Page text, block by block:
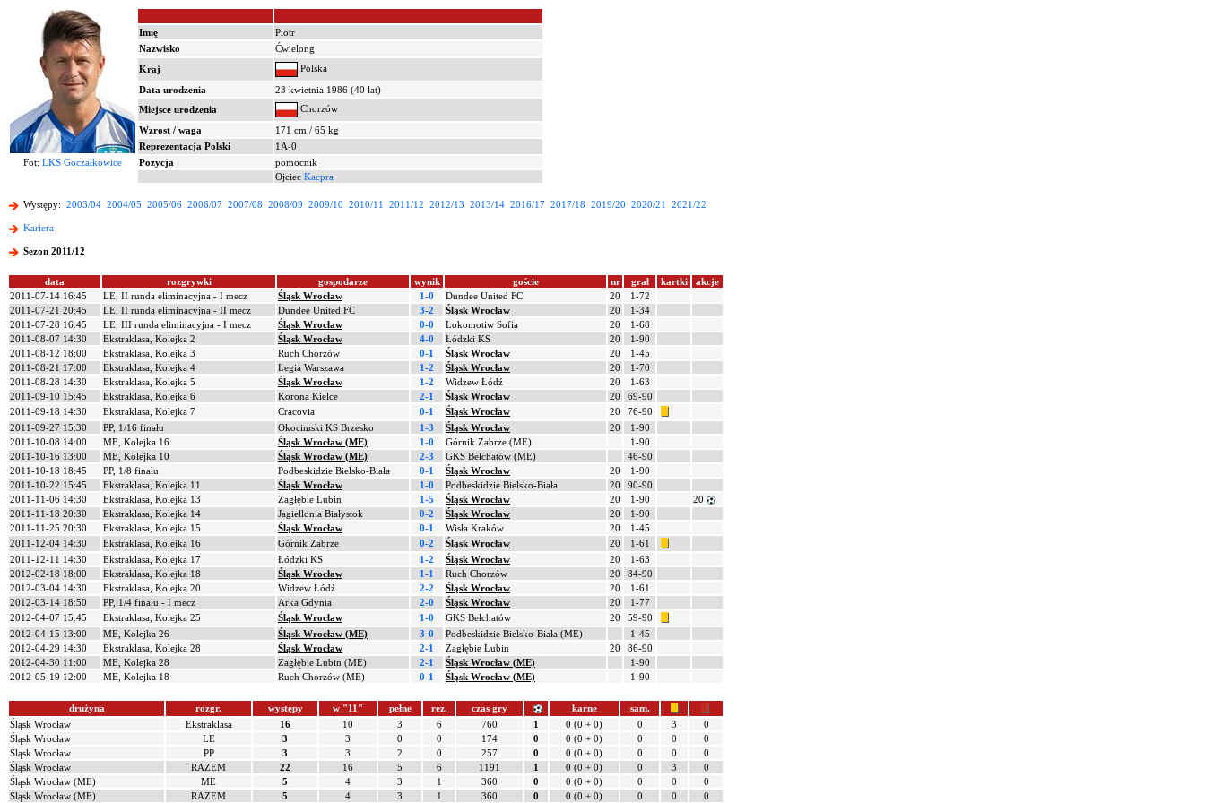
Imię
Piotr
Nazwisko
Ćwielong
Kraj
Polska
Data urodzenia
23 kwietnia 1986 (40 lat)
Miejsce urodzenia
Chorzów
Wzrost / waga
171 cm / 65 kg
Reprezentacja Polski
1A-0
Fot: LKS Goczałkowice Pozycja
pomocnik
Ojciec Kacpra
Występy: 2003/04 2004/05 2005/06 2006/07 2007/08 2008/09 2009/10 2010/11 2011/12 2012/13 2013/14 2016/17 2017/18 2019/20 2020/21 2021/22
Kariera
Sezon 2011/12
data rozgrywki gospodarze wynik goście nr grał kartki
akcje
2011-07-14 16:45
LE, II runda eliminacyjna - I mecz Śląsk Wrocław 1-0 Dundee United FC 20
1-72
2011-07-21 20:45
LE, II runda eliminacyjna - II mecz Dundee United FC 3-2 Śląsk Wrocław 20
1-34
2011-07-28 16:45
LE, III runda eliminacyjna - I mecz Śląsk Wrocław 0-0 Łokomotiw Sofia 20
1-68
2011-08-07 14:30
Ekstraklasa, Kolejka 2 Śląsk Wrocław 4-0 Łódzki KS 20
1-90
2011-08-12 18:00
Ekstraklasa, Kolejka 3 Ruch Chorzów 0-1 Śląsk Wrocław 20
1-45
2011-08-21 17:00
Ekstraklasa, Kolejka 4 Legia Warszawa 1-2 Śląsk Wrocław 20
1-70
2011-08-28 14:30
Ekstraklasa, Kolejka 5 Śląsk Wrocław 1-2 Widzew Łódź 20
1-63
2011-09-10 15:45
Ekstraklasa, Kolejka 6 Korona Kielce 2-1 Śląsk Wrocław 20
69-90
2011-09-18 14:30
Ekstraklasa, Kolejka 7 Cracovia 0-1 Śląsk Wrocław 20
76-90
2011-09-27 15:30
PP, 1/16 finału Okocimski KS Brzesko 1-3 Śląsk Wrocław 20
1-90
2011-10-08 14:00
ME, Kolejka 16 Śląsk Wrocław (ME) 1-0 Górnik Zabrze (ME)
1-90
2011-10-16 13:00
ME, Kolejka 10 Śląsk Wrocław (ME) 2-3 GKS Bełchatów (ME)
46-90
2011-10-18 18:45
PP, 1/8 finału Podbeskidzie Bielsko-Biała 0-1 Śląsk Wrocław 20
1-90
2011-10-22 15:45
Ekstraklasa, Kolejka 11 Śląsk Wrocław 1-0 Podbeskidzie Bielsko-Biała 20
90-90
2011-11-06 14:30
Ekstraklasa, Kolejka 13 Zagłębie Lubin 1-5 Śląsk Wrocław 20 1-90
20
2011-11-18 20:30
Ekstraklasa, Kolejka 14 Jagiellonia Białystok 0-2 Śląsk Wrocław 20
1-90
2011-11-25 20:30
Ekstraklasa, Kolejka 15 Śląsk Wrocław 0-1 Wisła Kraków 20
1-45
2011-12-04 14:30
Ekstraklasa, Kolejka 16 Górnik Zabrze 0-2 Śląsk Wrocław 20
1-61
2011-12-11 14:30
Ekstraklasa, Kolejka 17 Łódzki KS 1-2 Śląsk Wrocław 20
1-63
2012-02-18 18:00
Ekstraklasa, Kolejka 18 Śląsk Wrocław 1-1 Ruch Chorzów 20
84-90
2012-03-04 14:30
Ekstraklasa, Kolejka 20 Widzew Łódź 2-2 Śląsk Wrocław 20
1-61
2012-03-14 18:50
PP, 1/4 finału - I mecz Arka Gdynia 2-0 Śląsk Wrocław 20
1-77
2012-04-07 15:45
Ekstraklasa, Kolejka 25 Śląsk Wrocław 1-0 GKS Bełchatów 20
59-90
2012-04-15 13:00
ME, Kolejka 26 Śląsk Wrocław (ME) 3-0 Podbeskidzie Bielsko-Biała (ME)
1-45
2012-04-29 14:30
Ekstraklasa, Kolejka 28 Śląsk Wrocław 2-1 Zagłębie Lubin 20
86-90
2012-04-30 11:00
ME, Kolejka 28 Zagłębie Lubin (ME) 2-1 Śląsk Wrocław (ME)
1-90
2012-05-19 12:00
ME, Kolejka 18 Ruch Chorzów (ME) 0-1 Śląsk Wrocław (ME) 1-90
drużyna rozgr. występy w "11" pełne rez. czas gry karne
sam.
Śląsk Wrocław
Ekstraklasa 16 10 3 6 760 1 0 (0 + 0) 0 3
0
Śląsk Wrocław
LE 3 3 0 0 174 0 0 (0 + 0) 0 0
0
Śląsk Wrocław
PP 3 3 2 0 257 0 0 (0 + 0) 0 0
0
Śląsk Wrocław
RAZEM 22 16 5 6 1191 1 0 (0 + 0) 0 3
0
Śląsk Wrocław (ME)
ME 5 4 3 1 360 0 0 (0 + 0) 0 0
0
Śląsk Wrocław (ME)
RAZEM 5 4 3 1 360 0 0 (0 + 0) 0 0 0